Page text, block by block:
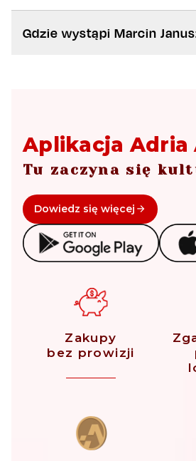
Gdzie wystąpi Marcin
Aplikacja Adria
Tu zaczyna się
Dowiedz się więcej
Zakupy
bez prowizji